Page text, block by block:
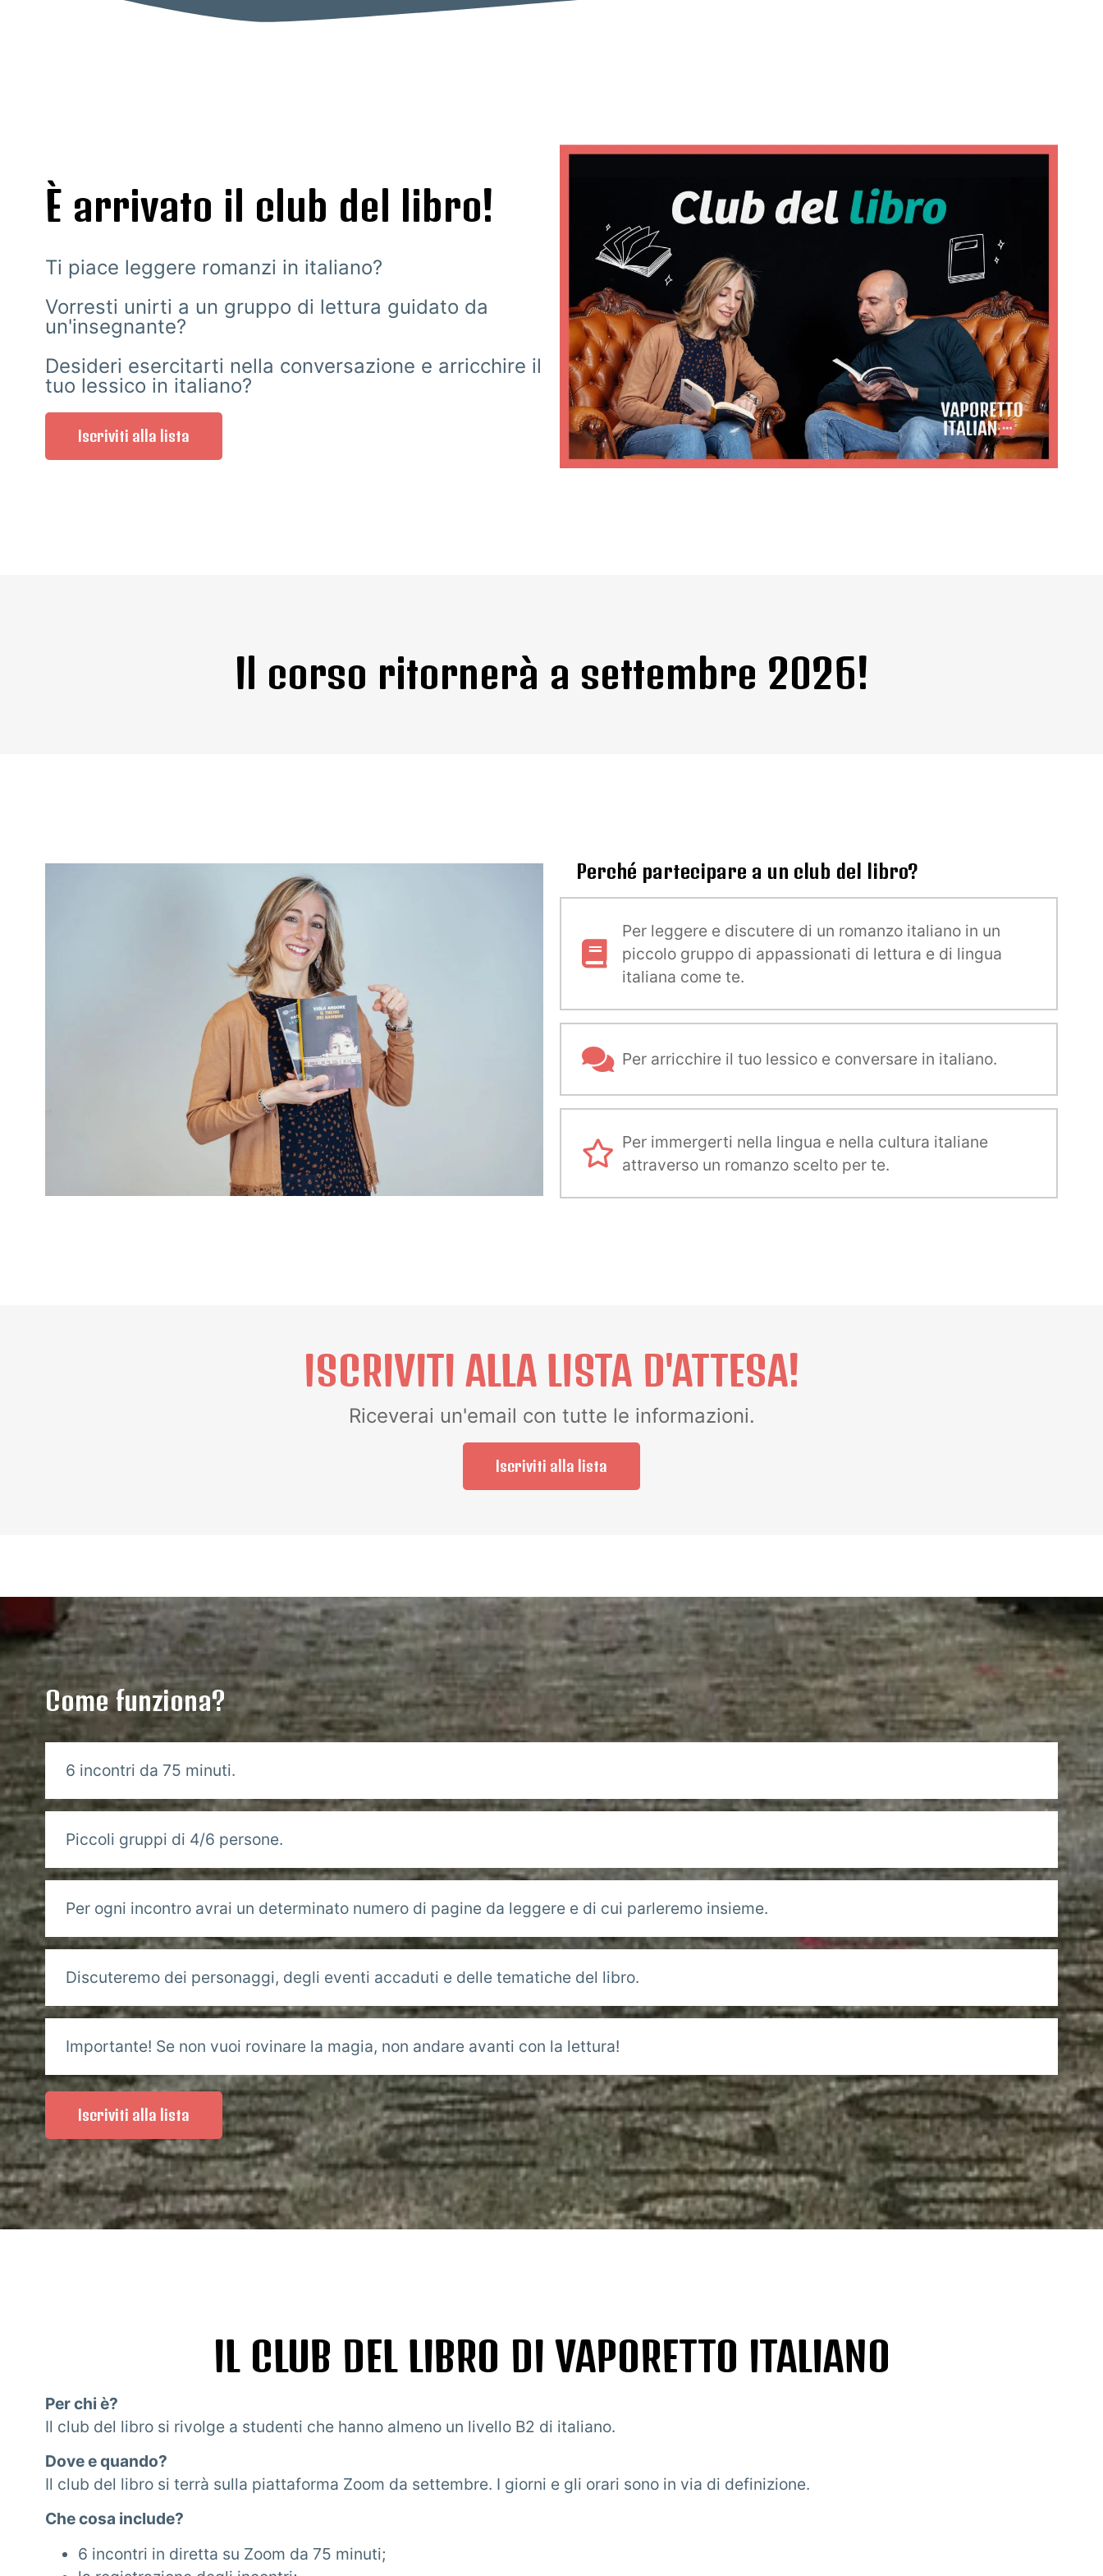
È arrivato il club del libro!
Ti piace leggere romanzi in italiano?
Vorresti unirti a un gruppo di lettura guidato da
un'insegnante?
Desideri esercitarti nella conversazione e arricchire il
tuo lessico in italiano?
Iscriviti alla lista
Il corso ritornerà a settembre 2026!
Perché partecipare a un club del libro?
Per leggere e discutere di un romanzo italiano in un
piccolo gruppo di appassionati di lettura e di lingua
italiana come te.
Per arricchire il tuo lessico e conversare in italiano.
Per immergerti nella lingua e nella cultura italiane
attraverso un romanzo scelto per te.
ISCRIVITI ALLA LISTA D'ATTESA!
Riceverai un'email con tutte le informazioni.
Iscriviti alla lista
Come funziona?
6 incontri da 75 minuti.
Piccoli gruppi di 4/6 persone.
Per ogni incontro avrai un determinato numero di pagine da leggere e di cui parleremo insieme.
Discuteremo dei personaggi, degli eventi accaduti e delle tematiche del libro.
Importante! Se non vuoi rovinare la magia, non andare avanti con la lettura!
Iscriviti alla lista
IL CLUB DEL LIBRO DI VAPORETTO ITALIANO
Per chi è?
Il club del libro si rivolge a studenti che hanno almeno un livello B2 di italiano.
Dove e quando?
Il club del libro si terrà sulla piattaforma Zoom da settembre. I giorni e gli orari sono in via di definizione.
Che cosa include?
6 incontri in diretta su Zoom da 75 minuti;